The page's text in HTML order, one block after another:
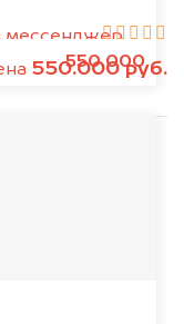
550.000
550.000 руб.
мессенджер
экстремистской